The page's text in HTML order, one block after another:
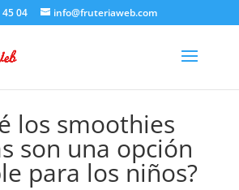
04 info@fruteriaweb.com
los smoothies
son una opción
para los niños?